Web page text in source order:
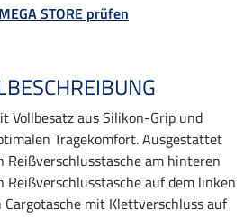
STORE prüfen
Vollbesatz aus Silikon-Grip und
Tragekomfort. Ausgestattet
am hinteren
Reißverschlusstasche auf dem linken
mit Klettverschluss auf